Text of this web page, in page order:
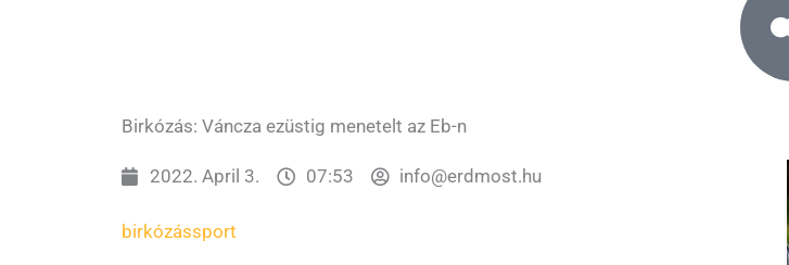
Birkózás: Váncza ezüstig menetelt az Eb-n
2022. April 3. 07:53 info@erdmost.hu
birkózássport